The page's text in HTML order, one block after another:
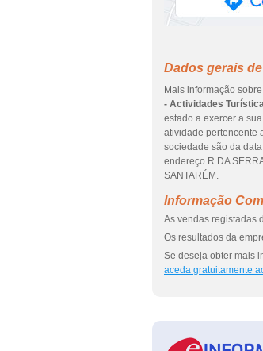
Dados gerais
Mais informação
- Actividades
estado a exercer a
atividade pertencente
sociedade são da
endereço R DA
SANTARÉM.
Informação
As vendas registadas
Os resultados da
Se deseja obter mais
aceda gratuitamente